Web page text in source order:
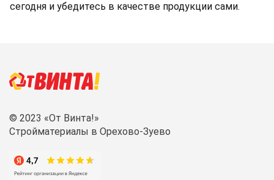
сегодня и убедитесь в качестве продукции сами.
© 2023 «От Винта!»
Стройматериалы в Орехово-Зуево